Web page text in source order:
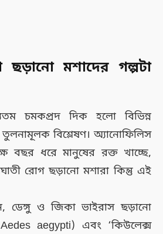
ছড়ানো মশাদের গল্পটা
চমকপ্রদ দিক হলো বিভিন্ন
তুলনামূলক বিশ্লেষণ। অ্যানোফিলিস
বছর ধরে মানুষের রক্ত খাচ্ছে,
রোগ ছড়ানো মশারা কিন্তু এই
ডেঙ্গু ও জিকা ভাইরাস ছড়ানো
aegypti) এবং ‘কিউলেক্স